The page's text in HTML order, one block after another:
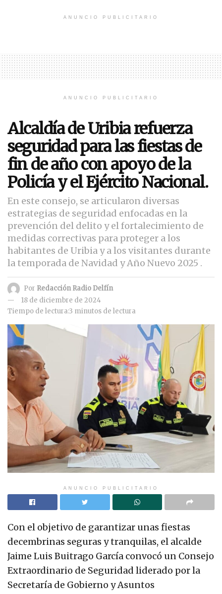
ANUNCIO PUBLICITARIO
ANUNCIO PUBLICITARIO
Alcaldía de Uribia refuerza
seguridad para las fiestas de
fin de año con apoyo de la
Policía y el Ejército Nacional.
En este consejo, se articularon diversas
estrategias de seguridad enfocadas en la
prevención del delito y el fortalecimiento de
medidas correctivas para proteger a los
habitantes de Uribia y a los visitantes durante
la temporada de Navidad y Año Nuevo 2025 .
Por Redacción Radio Delfín
18 de diciembre de 2024
Tiempo de lectura:3 minutos de lectura
ANUNCIO PUBLICITARIO
Con el objetivo de garantizar unas fiestas
decembrinas seguras y tranquilas, el alcalde
Jaime Luis Buitrago García convocó un Consejo
Extraordinario de Seguridad liderado por la
Secretaría de Gobierno y Asuntos